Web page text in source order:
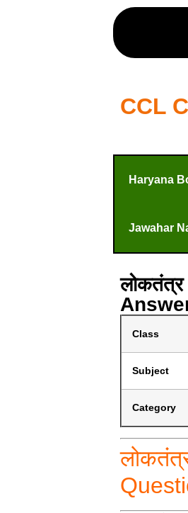
CCL
Haryana
Jawahar
Class
Subject
Category